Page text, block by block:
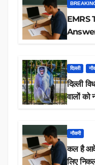
EMRS
दिल्ली
दिल्ली
नौकरी
कल है
लिए